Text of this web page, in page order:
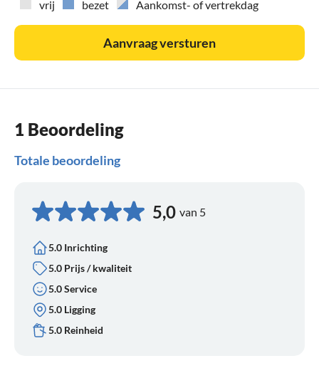
vrij bezet Aankomst- of vertrekdag
Aanvraag versturen
1 Beoordeling
Totale beoordeling
5,0 van 5
5.0 Inrichting
5.0 Prijs / kwaliteit
5.0 Service
5.0 Ligging
5.0 Reinheid